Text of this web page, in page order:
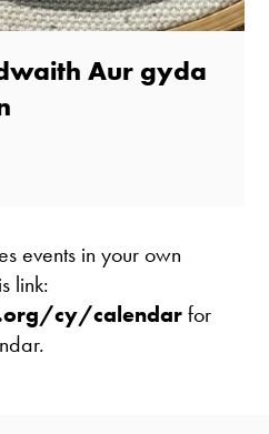
Aur gyda
events in your own
link:
cy/calendarfor